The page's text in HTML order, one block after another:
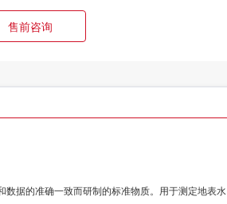
售前咨询
据的准确一致而研制的标准物质。用于测定地表